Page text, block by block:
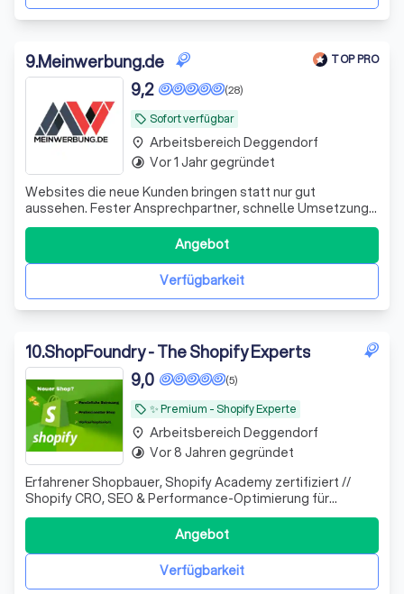
9.Meinwerbung.de TOP PRO
local_offer Sofort verfügbar
(28)
9,2
Websites die neue Kunden bringen statt nur gut
aussehen. Fester Ansprechpartner, schnelle Umsetzung
& 100% Geld-zurück-Garantie.
Verfügbarkeit
Angebot
place Arbeitsbereich Deggendorf
timelapse Vor 1 Jahr gegründet
10.ShopFoundry - The Shopify Experts
local_offer ✨️ Premium - Shopify Experte
(5)
9,0
Erfahrener Shopbauer, Shopify Academy zertifiziert //
Shopify CRO, SEO & Performance-Optimierung für
Unternehmen, die mehr Umsatz aus bestehendem Traffic
Verfügbarkeit
Angebot
place Arbeitsbereich Deggendorf
timelapse Vor 8 Jahren gegründet